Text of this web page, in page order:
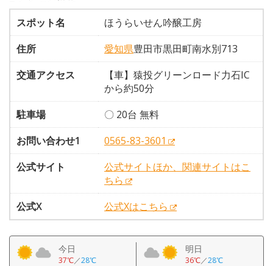
スポット名
ほうらいせん吟醸工房
住所
愛知県豊田市黒田町南水別713
交通アクセス
【車】猿投グリーンロード力石IC
から約50分
駐車場
〇 20台 無料
お問い合わせ1
0565-83-3601
公式サイト
公式サイトほか、関連サイトはこ
ちら
公式X
公式Xはこちら
今日
37℃／28℃
明日
36℃／28℃